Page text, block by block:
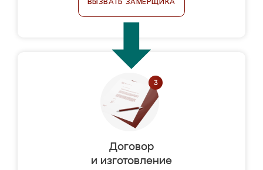
ВЫЗВАТЬ ЗАМЕРЩИКА
Договор
и изготовление